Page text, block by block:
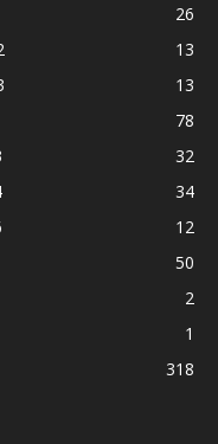
26
13
13
78
32
34
12
50
2
1
318